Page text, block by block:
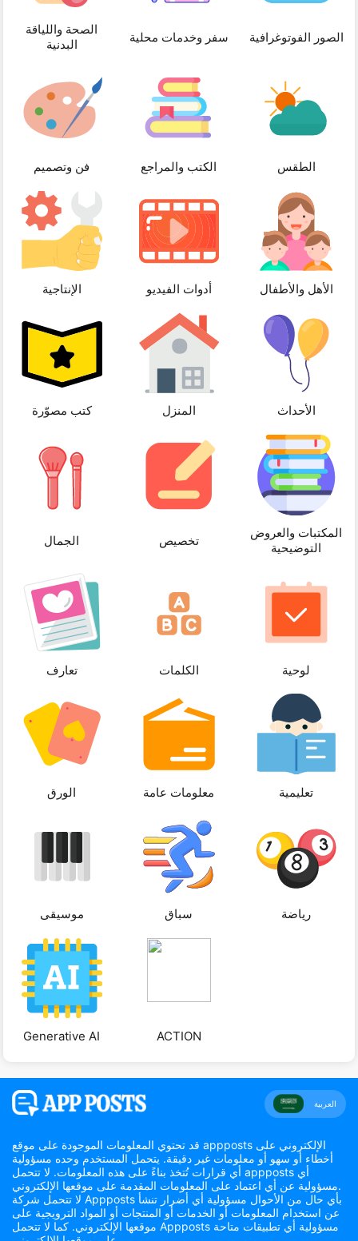
الصحة واللياقة
البدنية
سفر وخدمات محلية الصور الفوتوغرافية
فن وتصميم الكتب والمراجع الطقس
الإنتاجية أدوات الفيديو الأهل والأطفال
كتب مصوّرة المنزل الأحداث
الجمال تخصيص
المكتبات والعروض
التوضيحية
تعارف الكلمات لوحية
الورق معلومات عامة تعليمية
موسيقى سباق رياضة
Generative AI ACTION
العربية
قد تحتوي المعلومات الموجودة على موقع appposts الإلكتروني على
أخطاء أو سهو أو معلومات غير دقيقة. يتحمل المستخدم وحده مسؤولية
أي قرارات تُتخذ بناءً على هذه المعلومات. لا تتحمل appposts أي
مسؤولية عن أي اعتماد على المعلومات المقدمة على موقعها الإلكتروني.
لا تتحمل شركة Appposts بأي حال من الأحوال مسؤولية أي أضرار تنشأ
عن استخدام المعلومات أو الخدمات أو المنتجات أو المواد الترويجية على
موقعها الإلكتروني. كما لا تتحمل Appposts مسؤولية أي تطبيقات متاحة